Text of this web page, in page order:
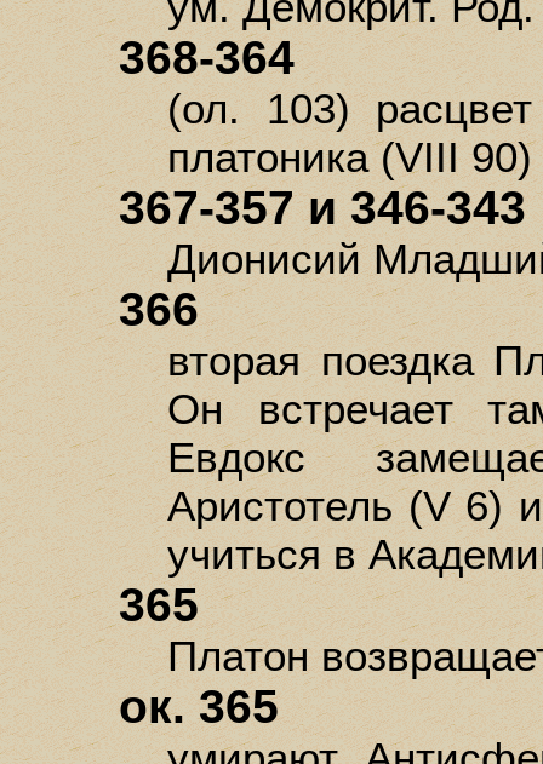
368-364
(ол. 103)
платоника (VIII 90)
367-357 и 346-343
Дионисий
366
вторая поездка
Он встречает
Евдокс
Аристотель (V 6)
учиться в
365
Платон
ок. 365